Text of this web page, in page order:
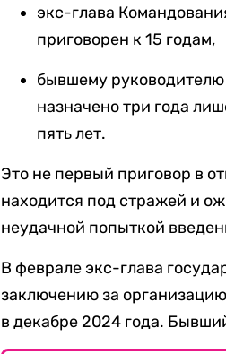
экс-глава
приговорен к 15 годам,
бывшему
назначено три года
пять лет.
Это не первый приговор в
находится под стражей и
неудачной попыткой
В феврале экс-глава
заключению за
в декабре 2024 года.